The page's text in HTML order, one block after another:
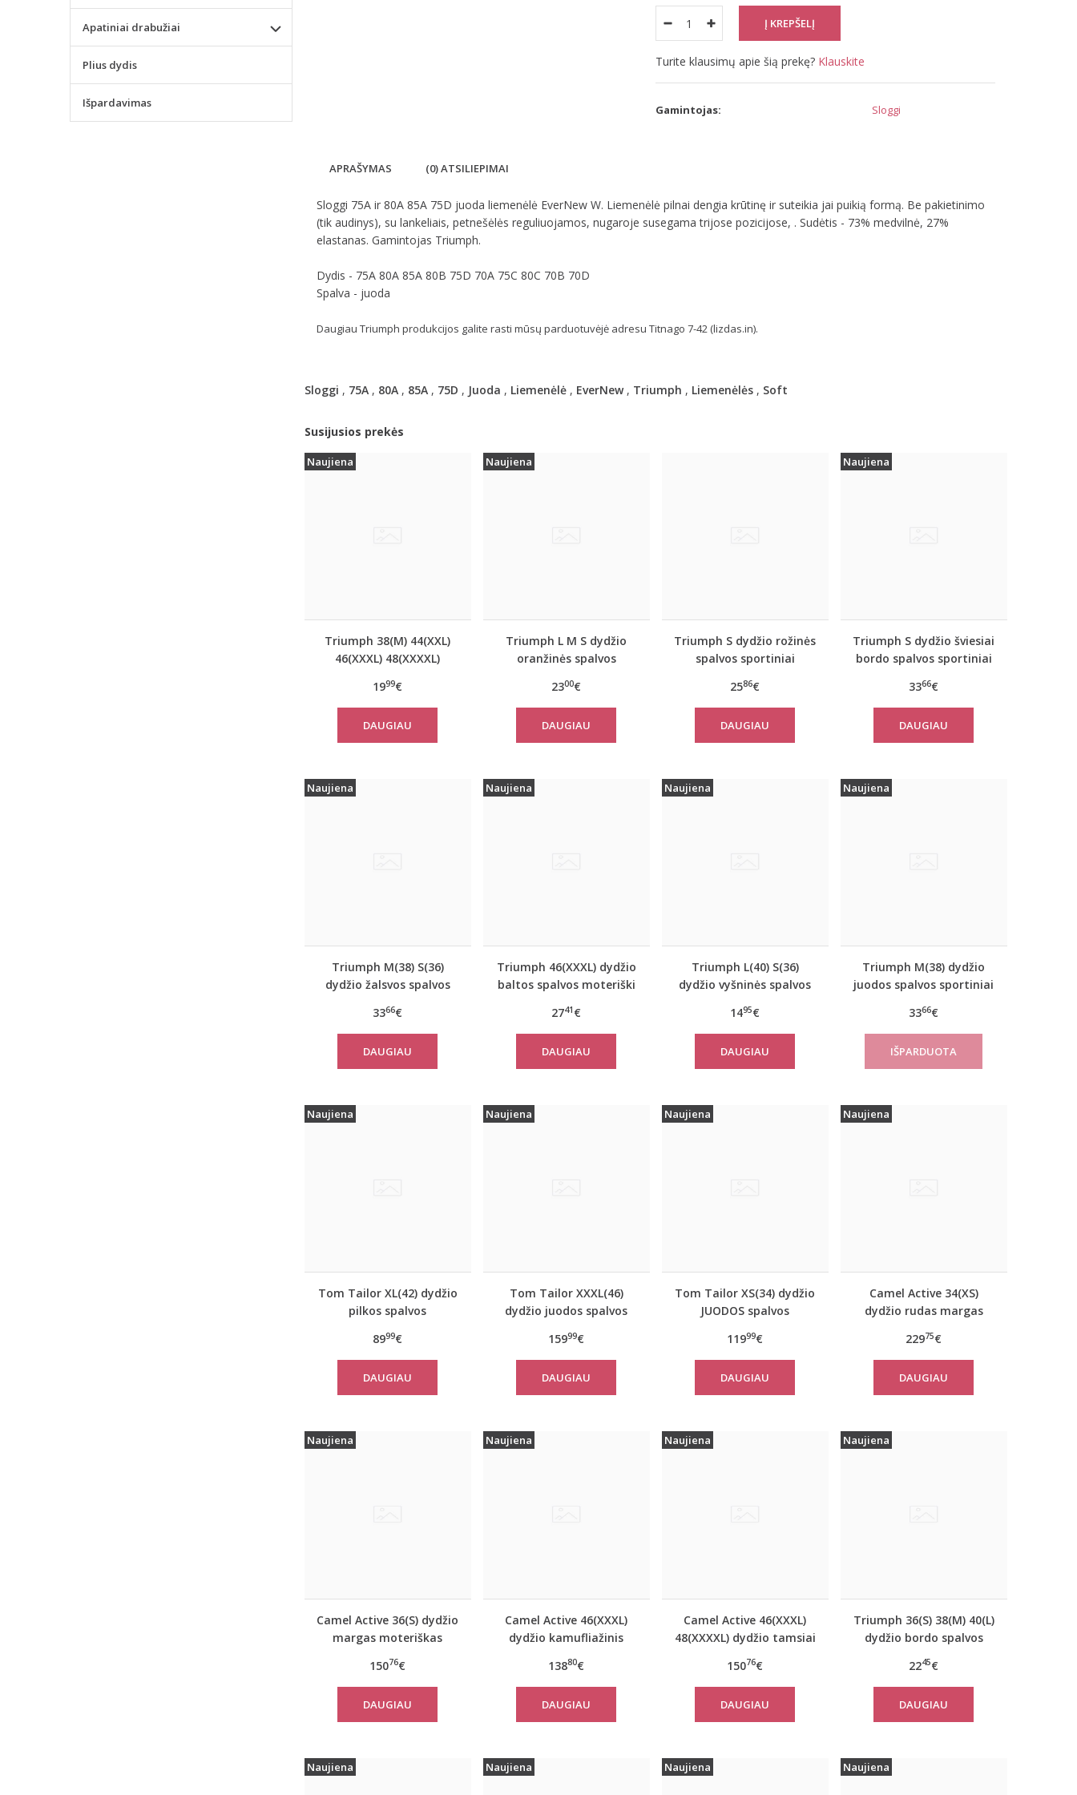
Turite klausimų apie šią prekę? Klauskite
Gamintojas: Sloggi
APRAŠYMAS (0) ATSILIEPIMAI
Sloggi 75A ir 80A 85A 75D juoda liemenėlė EverNew W. Liemenėlė pilnai dengia krūtinę ir suteikia jai puikią formą. Be pakietinimo
(tik audinys), su lankeliais, petnešėlės reguliuojamos, nugaroje susegama trijose pozicijose, . Sudėtis - 73% medvilnė, 27%
elastanas. Gamintojas Triumph.
Dydis - 75A 80A 85A 80B 75D 70A 75C 80C 70B 70D
Spalva - juoda
Daugiau Triumph produkcijos galite rasti mūsų parduotuvėjė adresu Titnago 7-42 (lizdas.in).
Sloggi , 75A, 80A, 85A, 75D , Juoda , Liemenėlė, EverNew, Triumph , Liemenėlės, Soft
Susijusios prekės
Naujiena
Triumph 38(M) 44(XXL)
46(XXXL) 48(XXXXL)
marškinėliai Be Pure
Shirt 02
1999€
DAUGIAU
Naujiena
Triumph L M S dydžio
oranžinės spalvos
marškinėliai women
move FLOW LIGHT Tank
Top
2300€
DAUGIAU
Triumph S dydžio rožinės
spalvos sportiniai
women move FLEX Tank
2586€
DAUGIAU
Naujiena
Triumph S dydžio šviesiai
bordo spalvos sportiniai
women move FLOW Tank
Top
3366€
DAUGIAU
Naujiena
Triumph M(38) S(36)
dydžio žalsvos spalvos
marškinėliai women
move FLOW Tank Top
3366€
DAUGIAU
Naujiena
Triumph 46(XXXL) dydžio
baltos spalvos moteriški
Yselle Basics Shirt03 2P
2741 €
DAUGIAU
Naujiena
Triumph L(40) S(36)
dydžio vyšninės spalvos
EverNew SH01
1495€
DAUGIAU
Naujiena
Triumph M(38) dydžio
juodos spalvos sportiniai
women move FLOW Tank
Top
3366€
Naujiena
Tom Tailor XL(42) dydžio
pilkos spalvos
paltas Tom Tailor 10367
8999€
DAUGIAU
Naujiena
Tom Tailor XXXL(46)
dydžio juodos spalvos
žiemai Tom Tailor 14482
15999€
DAUGIAU
Naujiena
Tom Tailor XS(34) dydžio
JUODOS spalvos
paltas Tom Tailor 29999
11999€
DAUGIAU
Naujiena
Camel Active 34(XS)
dydžio rudas margas
paltas 310050 6F32
22975€
DAUGIAU
Naujiena
Camel Active 36(S) dydžio
margas moteriškas
2501
15076€
DAUGIAU
Naujiena
Camel Active 46(XXXL)
dydžio kamufliažinis
310780
13880€
DAUGIAU
Naujiena
Camel Active 46(XXXL)
48(XXXXL) dydžio tamsiai
moteriškas paltas
310760
15076€
DAUGIAU
Naujiena
Triumph 36(S) 38(M) 40(L)
dydžio bordo spalvos
Climate Control LSL Top
Turtle Neck
2245€
DAUGIAU
Naujiena Naujiena Naujiena Naujiena
Apatiniai drabužiai
Plius dydis
Išpardavimas